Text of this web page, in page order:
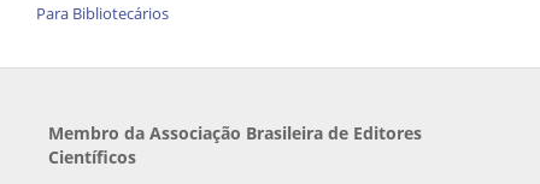
Para Bibliotecários
Membro da Associação Brasileira de Editores
Científicos